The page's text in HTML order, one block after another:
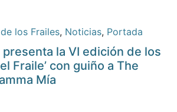
los Frailes, Noticias, Portada
presenta la VI edición de los
Fraile’ con guiño a The
Mía